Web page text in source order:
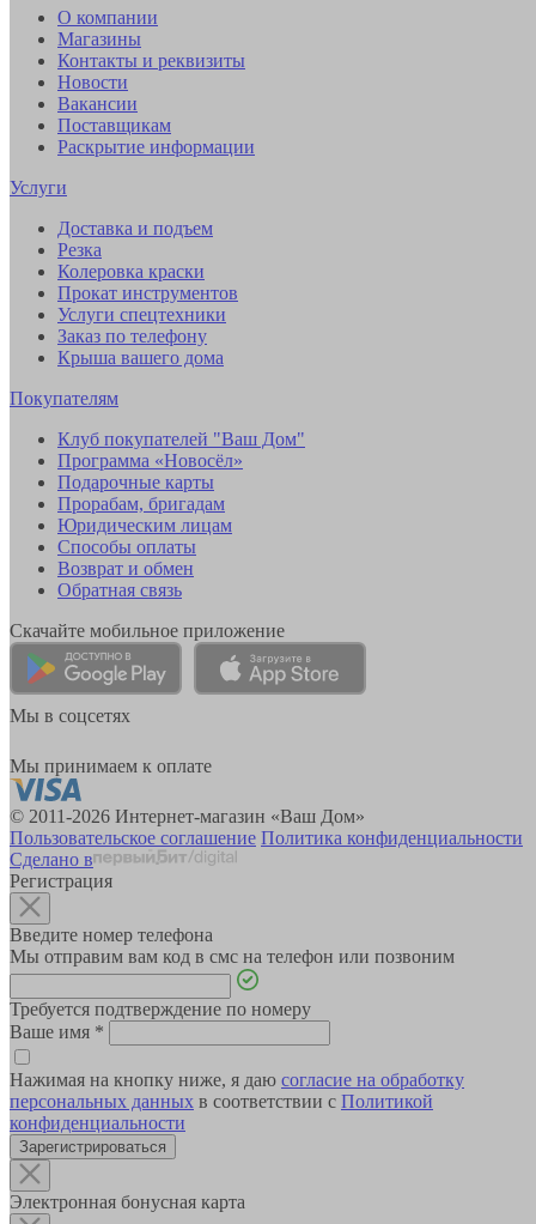
О компании
Магазины
Контакты и реквизиты
Новости
Вакансии
Поставщикам
Раскрытие информации
Услуги
Доставка и подъем
Резка
Колеровка краски
Прокат инструментов
Услуги спецтехники
Заказ по телефону
Крыша вашего дома
Покупателям
Клуб покупателей "Ваш Дом"
Программа «Новосёл»
Подарочные карты
Прорабам, бригадам
Юридическим лицам
Способы оплаты
Возврат и обмен
Обратная связь
Скачайте мобильное приложение
Мы в соцсетях
Мы принимаем к оплате
© 2011-2026 Интернет-магазин «Ваш Дом»
Пользовательское соглашение Политика конфиденциальности
Сделано в
Регистрация
Введите номер телефона
Мы отправим вам код в смс на телефон или позвоним
Требуется подтверждение по номеру
Ваше имя *
Нажимая на кнопку ниже, я даю согласие на обработку
персональных данных в соответствии с Политикой
конфиденциальности
Зарегистрироваться
Электронная бонусная карта